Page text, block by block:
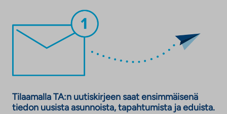
Tilaamalla TA:n uutiskirjeen saat ensimmäisenä
tiedon uusista asunnoista, tapahtumista ja eduista.